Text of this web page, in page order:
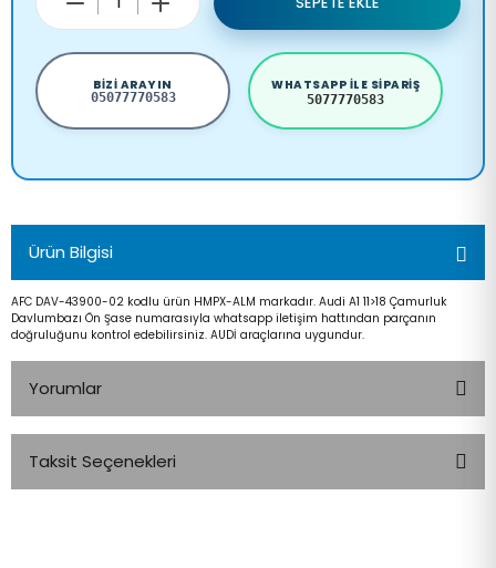
BIZI ARAYIN
05077770583
WHATSAPP ILE SIPARIŞ
5077770583
Ürün Bilgisi
AFC DAV-43900-02 kodlu ürün HMPX-ALM markadır. Audi A1 11>18 Çamurluk
Davlumbazı Ön Şase numarasıyla whatsapp iletişim hattından parçanın
doğruluğunu kontrol edebilirsiniz. AUDİ araçlarına uygundur.
Yorumlar
Taksit Seçenekleri